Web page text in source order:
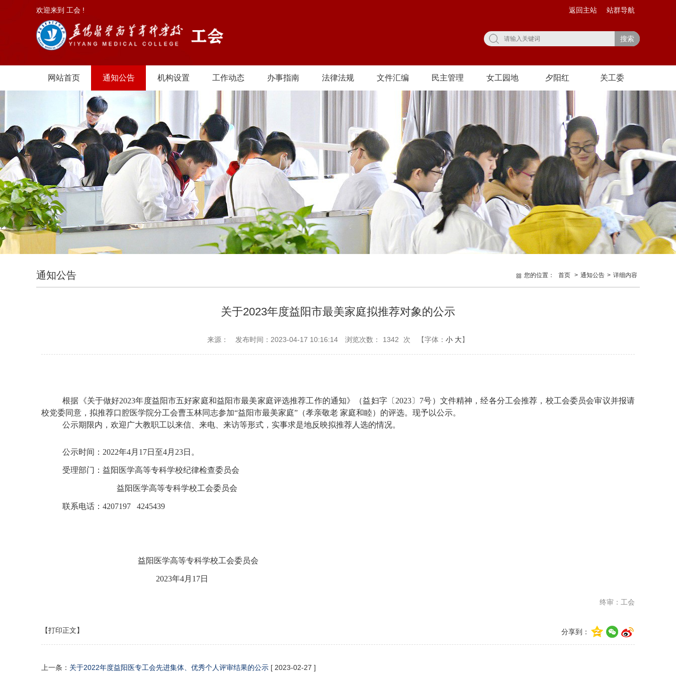
返回主站 站群导航
欢迎来到 工会 !
搜索
网站首页 通知公告 机构设置 工作动态 办事指南 法律法规 文件汇编 民主管理 女工园地 夕阳红 关工委
您的位置： 首页 > 通知公告 > 详细内容
通知公告
关于2023年度益阳市最美家庭拟推荐对象的公示
来源： 发布时间：2023-04-17 10:16:14 浏览次数： 1342 次 【字体： 小 大】
根据《关于做好2023年度益阳市五好家庭和益阳市最美家庭评选推荐工作的通知》（益妇字〔2023〕7号）文件精神，经各分工会推荐，校工会委员会审议并报请
校党委同意，拟推荐口腔医学院分工会曹玉林同志参加“益阳市最美家庭”（孝亲敬老 家庭和睦）的评选。现予以公示。
公示期限内，欢迎广大教职工以来信、来电、来访等形式，实事求是地反映拟推荐人选的情况。
公示时间：2022年4月17日至4月23日。
受理部门：益阳医学高等专科学校纪律检查委员会
益阳医学高等专科学校工会委员会
联系电话：4207197 4245439
益阳医学高等专科学校工会委员会
2023年4月17日
终审：工会
分享到：
【打印正文】
上一条： 关于2022年度益阳医专工会先进集体、优秀个人评审结果的公示 [ 2023-02-27 ]